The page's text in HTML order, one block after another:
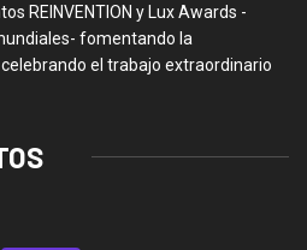
REINVENTION y Lux Awards -
fomentando la
el trabajo extraordinario